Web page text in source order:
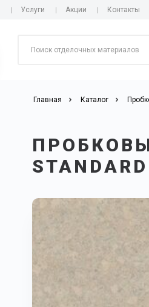
Услуги Акции Контакты
Главная Каталог